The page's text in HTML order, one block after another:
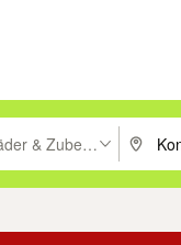
oder
& Zubehör PLZ